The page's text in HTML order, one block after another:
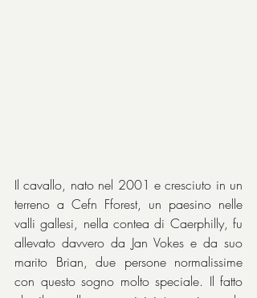
Il cavallo, nato nel 2001 e cresciuto in un
terreno a Cefn Fforest, un paesino nelle
valli gallesi, nella contea di Caerphilly, fu
allevato davvero da Jan Vokes e da suo
marito Brian, due persone normalissime
con questo sogno molto speciale. Il fatto